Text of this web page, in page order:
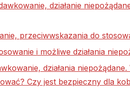
działanie
przeciwwskazania do
i możliwe działania
działania
Czy jest bezpieczny dla